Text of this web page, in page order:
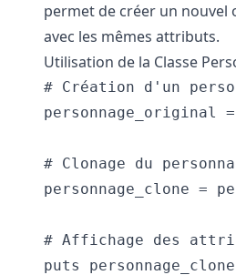
permet de créer un nouvel
avec les mêmes attributs.
Utilisation de la Classe
# Création d'un
personnage_original
# Clonage du
personnage_clone =
# Affichage des
puts